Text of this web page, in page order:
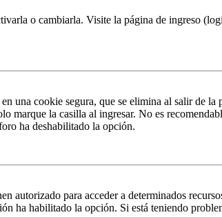
o cambiarla. Visite la página de ingreso
una cookie segura, que se elimina al salir de
marque la casilla al ingresar. No es
ha deshabilitado la opción.
autorizado para acceder a determinados
ha habilitado la opción. Si está teniendo